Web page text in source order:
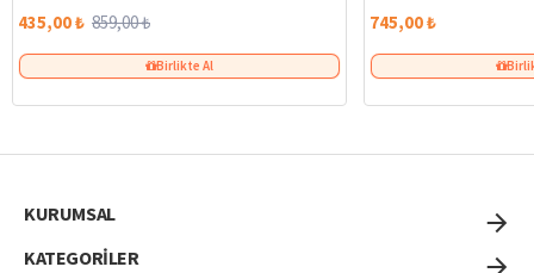
435,00 ₺ 859,00 ₺
Birlikte Al
745,00 ₺
KURUMSAL
KATEGORİLER